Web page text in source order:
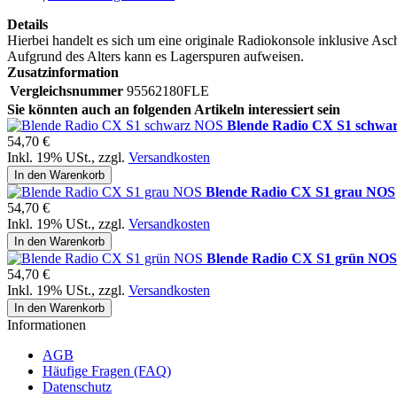
Details
Hierbei handelt es sich um eine originale Radiokonsole inklusive
Aufgrund des Alters kann es Lagerspuren aufweisen.
Zusatzinformation
Vergleichsnummer 95562180FLE
Sie könnten auch an folgenden Artikeln interessiert sein
Blende Radio CX S1
54,70 €
Inkl. 19% USt., zzgl. Versandkosten
In den Warenkorb
Blende Radio CX S1 grau NOS
54,70 €
Inkl. 19% USt., zzgl. Versandkosten
In den Warenkorb
Blende Radio CX S1 grün NOS
54,70 €
Inkl. 19% USt., zzgl. Versandkosten
In den Warenkorb
Informationen
AGB
Häufige Fragen (FAQ)
Datenschutz